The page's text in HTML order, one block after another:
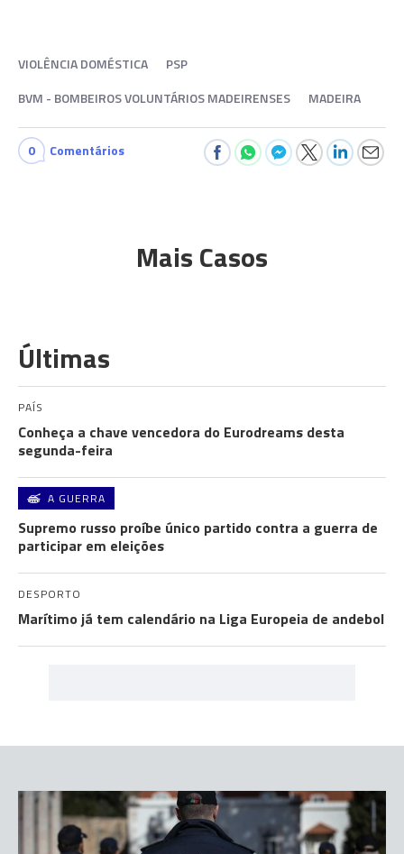
VIOLÊNCIA DOMÉSTICA
PSP
BVM - BOMBEIROS VOLUNTÁRIOS MADEIRENSES
MADEIRA
0 Comentários
Mais Casos
Últimas
PAÍS
Conheça a chave vencedora do Eurodreams desta
segunda-feira
A GUERRA
Supremo russo proíbe único partido contra a guerra de
participar em eleições
DESPORTO
Marítimo já tem calendário na Liga Europeia de andebol